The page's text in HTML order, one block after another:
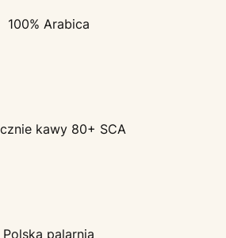
100% Arabica
kawy 80+ SCA
Polska palarnia